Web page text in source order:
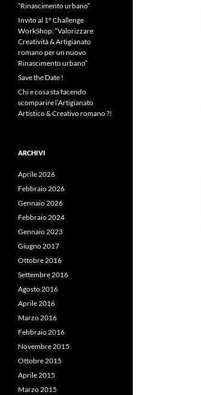
“Rinascimento urbano”
Invito al 1° Challenge
WorkShop: “Valorizzare
Creatività & Artigianato
romano per un nuovo
Rinascimento urbano”
Save the Date !
Chi e cosa sta facendo
scomparire l’Artigianato
Artistico & Creativo romano ?!
ARCHIVI
Aprile 2026
Febbraio 2026
Gennaio 2026
Febbraio 2024
Gennaio 2023
Giugno 2017
Ottobre 2016
Settembre 2016
Agosto 2016
Aprile 2016
Marzo 2016
Febbraio 2016
Novembre 2015
Ottobre 2015
Aprile 2015
Marzo 2015